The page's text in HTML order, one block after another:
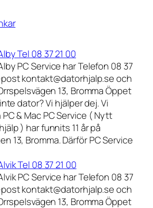
Tel 08 37 21 00
PC Service har Telefon 08 37
post kontakt@datorhjalp.se och
13, Bromma Öppet
dator? Vi hjälper dej. Vi
& Mac PC Service ( Nytt
) har funnits 11 år på
13, Bromma. Därför PC Service
Tel 08 37 21 00
PC Service har Telefon 08 37
post kontakt@datorhjalp.se och
13, Bromma Öppet